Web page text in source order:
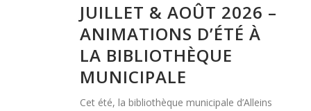
JUILLET & AOÛT 2026 –
ANIMATIONS D’ÉTÉ À
LA BIBLIOTHÈQUE
MUNICIPALE
Cet été, la bibliothèque municipale d’Alleins